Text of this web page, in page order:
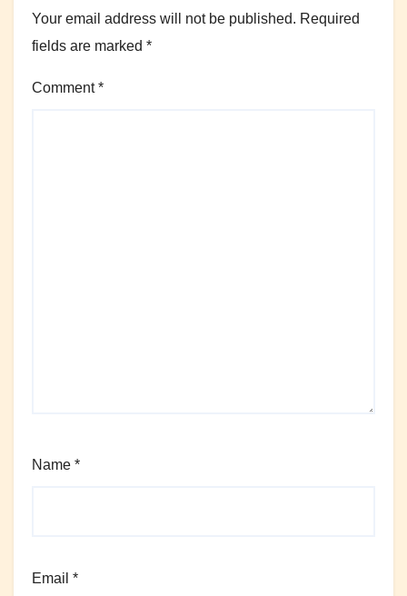
Your email address will not be published. Required
fields are marked *
Comment*
Name *
Email *